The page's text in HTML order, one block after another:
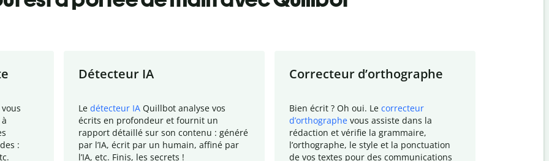
:
Détecteur IA
Le détecteur IA Quillbot analyse vos
écrits en profondeur et fournit un
rapport détaillé sur son contenu : généré
par l’IA, écrit par un humain, affiné par
l’IA, etc. Finis, les secrets !
Correcteur d’orthographe
Bien écrit ? Oh oui. Le correcteur
d’orthographe vous assiste dans la
rédaction et vérifie la grammaire,
l’orthographe, le style et la ponctuation
de vos textes pour des communications